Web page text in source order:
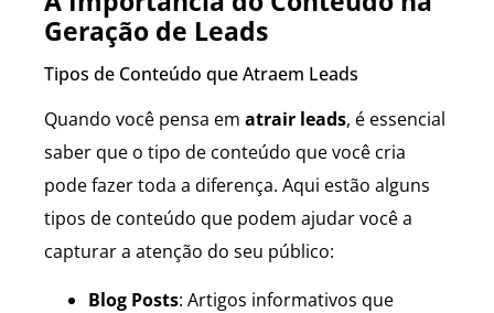
Geração de Leads
Tipos de Conteúdo que Atraem Leads
Quando você pensa em atrair leads, é essencial
saber que o tipo de conteúdo que você cria
pode fazer toda a diferença. Aqui estão alguns
tipos de conteúdo que podem ajudar você a
capturar a atenção do seu público:
Blog Posts: Artigos informativos que